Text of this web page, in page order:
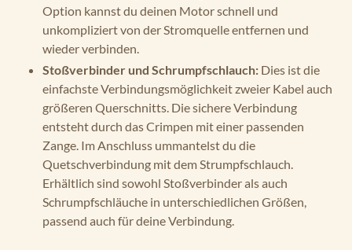
Option kannst du deinen Motor schnell und
unkompliziert von der Stromquelle entfernen und
wieder verbinden.
Stoßverbinder und Schrumpfschlauch: Dies ist die
einfachste Verbindungsmöglichkeit zweier Kabel auch
größeren Querschnitts. Die sichere Verbindung
entsteht durch das Crimpen mit einer passenden
Zange. Im Anschluss ummantelst du die
Quetschverbindung mit dem Strumpfschlauch.
Erhältlich sind sowohl Stoßverbinder als auch
Schrumpfschläuche in unterschiedlichen Größen,
passend auch für deine Verbindung.